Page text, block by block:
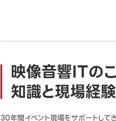
映像音響ITの
知識と現場経
30年間イベント現場をサポートして